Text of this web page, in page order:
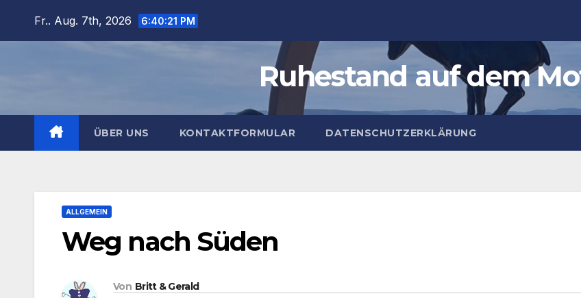
Fr.. Aug. 7th, 2026 6:40:23 PM
Ruhestand auf dem
ÜBER UNS KONTAKTFORMULAR DATENSCHUTZERKLÄRUNG
ALLGEMEIN
Weg nach Süden
Von Britt & Gerald